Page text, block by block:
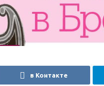
в Контакте